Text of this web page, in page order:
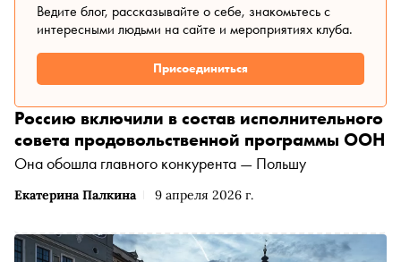
Ведите блог, рассказывайте о себе, знакомьтесь с
интересными людьми на сайте и мероприятиях клуба.
Присоединиться
Екатерина Палкина 9 апреля 2026 г.
Россию включили в состав исполнительного
совета продовольственной программы ООН
Она обошла главного конкурента — Польшу